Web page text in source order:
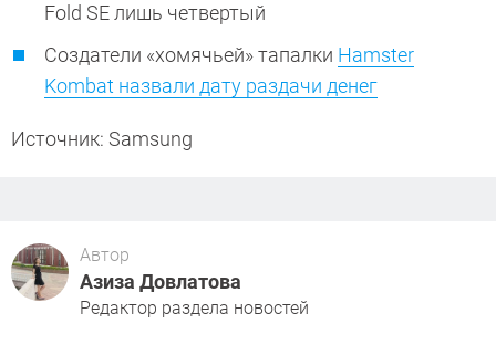
Fold SE лишь четвертый
Создатели «хомячьей» тапалки Hamster
Kombat назвали дату раздачи денег
Источник: Samsung
Автор
Азиза Довлатова
Редактор раздела новостей